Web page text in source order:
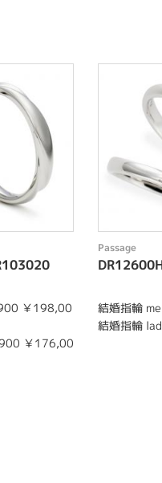
￥198,00
￥176,00
Passage
結婚指輪
結婚指輪